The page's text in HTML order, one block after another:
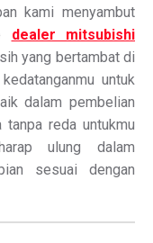
kami menyambut
dealer mitsubishi
yang bertambat di
untuk
dalam pembelian
reda untukmu
ulung dalam
sesuai dengan